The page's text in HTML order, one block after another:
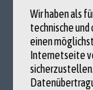
Kontakt
Haus der
Wir haben als
technische
einen
Internetseite